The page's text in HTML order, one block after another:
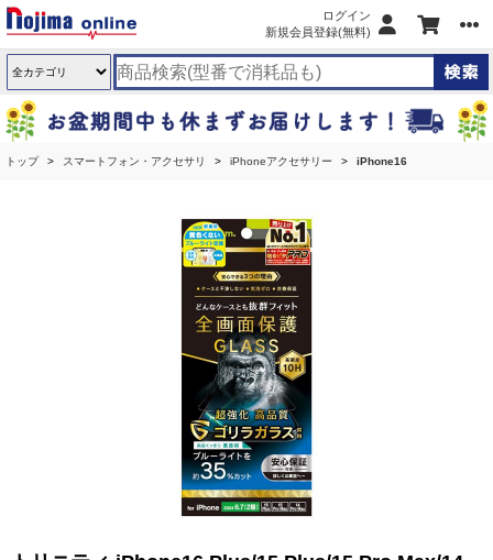
ログイン
新規会員登録(無料)
トップ スマートフォン・アクセサリ iPhoneアクセサリー iPhone16